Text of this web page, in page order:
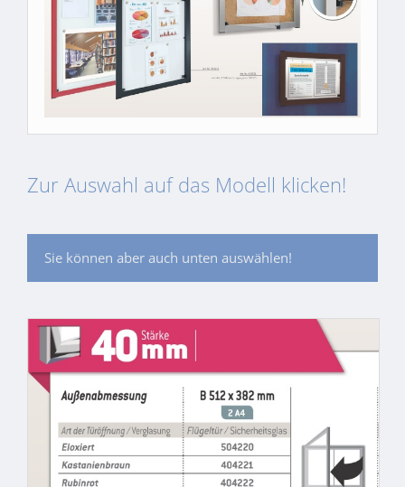
Zur Auswahl auf das Modell klicken!
Sie können aber auch unten auswählen!